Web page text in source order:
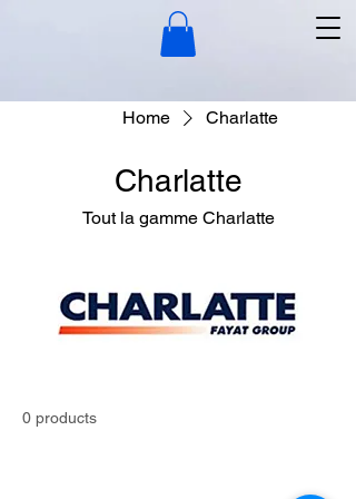
Home Charlatte
Charlatte
Tout la gamme Charlatte
0 products